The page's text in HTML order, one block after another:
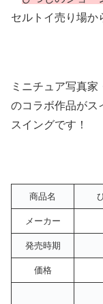
セルトイ売り場か
ミニチュア写真家
のコラボ作品がス
スイングです！
商品名 ひ
メーカー
発売時期
価格